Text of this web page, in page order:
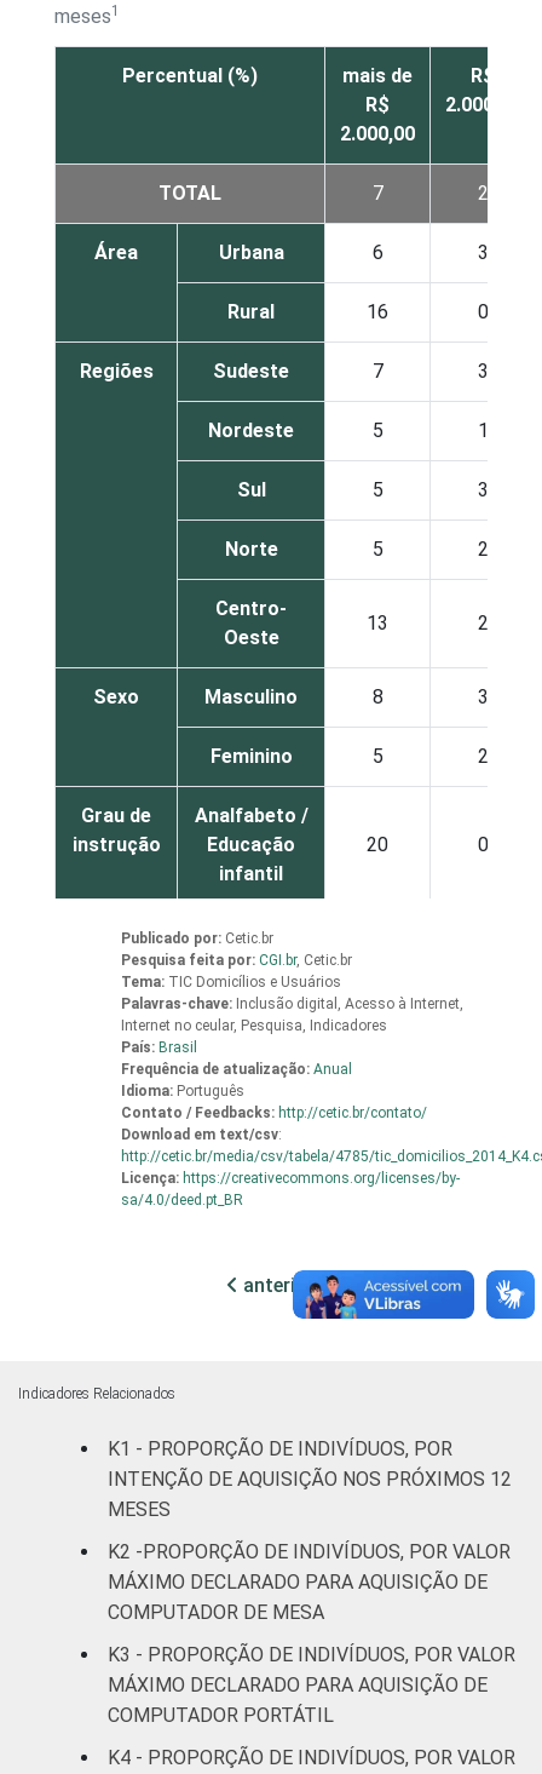
meses1
Percentual (%)
mais de
R$
2.000,00
R$
2.000,00
TOTAL 7 2
Área Urbana 6 3
Rural 16 0
Regiões Sudeste 7 3
Nordeste 5 1
Sul 5 3
Norte 5 2
Centro-
Oeste
13 2
Sexo Masculino 8 3
Feminino 5 2
Grau de
instrução
Analfabeto /
Educação
infantil
20 0
Fundamental
Médio
Faixa
etária
De 16 a 24
anos
9
De 25 a 34
De 35 a 44
3
60 anos ou
mais
6 2
Renda
familiar
Até 1 SM 10 0
Mais de 1
SM até 2 SM
SM até 3 SM
Publicado por: Cetic.br
Pesquisa feita por: CGI.br, Cetic.br
Tema: TIC Domicílios e Usuários
Palavras-chave: Inclusão digital, Acesso à Internet,
Internet no ceular, Pesquisa, Indicadores
País: Brasil
Frequência de atualização: Anual
Idioma: Português
Contato / Feedbacks: http://cetic.br/contato/
Download em text/csv:
http://cetic.br/media/csv/tabela/4785/
Licença: https://creativecommons.org/licenses/by-
sa/4.0/deed.pt_BR
anterior próxima
Indicadores Relacionados
K1 - PROPORÇÃO DE INDIVÍDUOS, POR
INTENÇÃO DE AQUISIÇÃO NOS PRÓXIMOS 12
MESES
K2 -PROPORÇÃO DE INDIVÍDUOS, POR VALOR
MÁXIMO DECLARADO PARA AQUISIÇÃO DE
COMPUTADOR DE MESA
K3 - PROPORÇÃO DE INDIVÍDUOS, POR VALOR
MÁXIMO DECLARADO PARA AQUISIÇÃO DE
COMPUTADOR PORTÁTIL
K4 - PROPORÇÃO DE INDIVÍDUOS, POR VALOR